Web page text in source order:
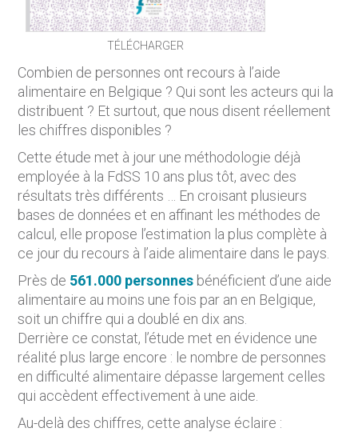
TÉLÉCHARGER
Combien de personnes ont recours à l’aide
alimentaire en Belgique ? Qui sont les acteurs qui la
distribuent ? Et surtout, que nous disent réellement
les chiffres disponibles ?
Cette étude met à jour une méthodologie déjà
employée à la FdSS 10 ans plus tôt, avec des
résultats très différents … En croisant plusieurs
bases de données et en affinant les méthodes de
calcul, elle propose l’estimation la plus complète à
ce jour du recours à l’aide alimentaire dans le pays.
Près de 561.000 personnes bénéficient d’une aide
alimentaire au moins une fois par an en Belgique,
soit un chiffre qui a doublé en dix ans.
Derrière ce constat, l’étude met en évidence une
réalité plus large encore : le nombre de personnes
en difficulté alimentaire dépasse largement celles
qui accèdent effectivement à une aide.
Au-delà des chiffres, cette analyse éclaire :